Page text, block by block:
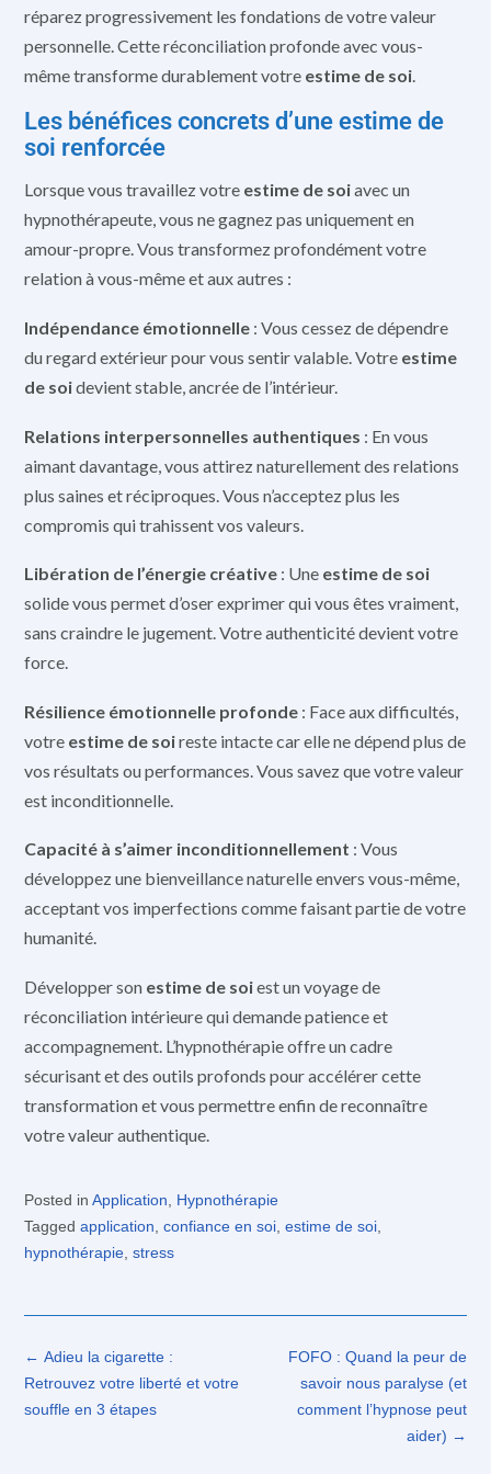
réparez progressivement les fondations de votre valeur
personnelle. Cette réconciliation profonde avec vous-
même transforme durablement votre estime de soi
Les bénéfices concrets d’une estime de
soi renforcée
Lorsque vous travaillez votre estime de soiavec un
hypnothérapeute, vous ne gagnez pas uniquement en
amour-propre. Vous transformez profondément votre
relation à vous-même et aux autres :
Indépendance émotionnelle : Vous cessez de dépendre
du regard extérieur pour vous sentir valable. Votre estime
de soidevient stable, ancrée de l’intérieur.
Relations interpersonnelles authentiques : En vous
aimant davantage, vous attirez naturellement des relations
plus saines et réciproques. Vous n’acceptez plus les
compromis qui trahissent vos valeurs.
Libération de l’énergie créative : Une estime de soi
solide vous permet d’oser exprimer qui vous êtes vraiment,
sans craindre le jugement. Votre authenticité devient votre
force.
Résilience émotionnelle profonde : Face aux difficultés,
votre estime de soireste intacte car elle ne dépend plus de
vos résultats ou performances. Vous savez que votre valeur
est inconditionnelle.
Capacité à s’aimer inconditionnellement : Vous
développez une bienveillance naturelle envers vous-même,
acceptant vos imperfections comme faisant partie de votre
humanité.
Développer son estime de soiest un voyage de
réconciliation intérieure qui demande patience et
accompagnement. L’hypnothérapie offre un cadre
sécurisant et des outils profonds pour accélérer cette
transformation et vous permettre enfin de reconnaître
votre valeur authentique.
Posted in Application, Hypnothérapie
Tagged application, confiance en soi, estime de soi,
hypnothérapie, stress
Post
navigation
FOFO : Quand la peur de
savoir nous paralyse (et
comment l’hypnose peut
aider) →
← Adieu la cigarette :
Retrouvez votre liberté et votre
souffle en 3 étapes